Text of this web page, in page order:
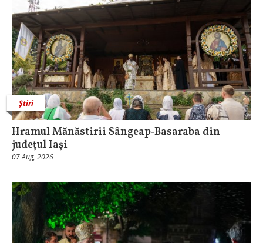
Știri
Hramul Mănăstirii Sângeap‑Basaraba din
judeţul Iaşi
07 Aug, 2026